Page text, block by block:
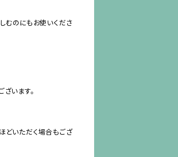
むのにもお使いくださ
います。
どいただく場合もござ